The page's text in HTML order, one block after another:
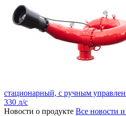
стационарный, с ручным
330 л/с
Новости о продукте Все новости